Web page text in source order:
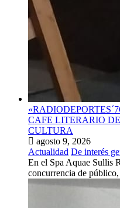
CAFE LITERARIO
CULTURA
agosto 9, 2026
Actualidad De interés
En el Spa Aquae Sullis
concurrencia de